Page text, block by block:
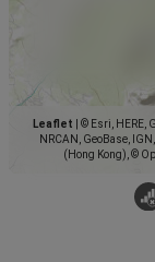
Leaflet
© Esri, HERE,
NRCAN, GeoBase,
(Hong Kong), ©